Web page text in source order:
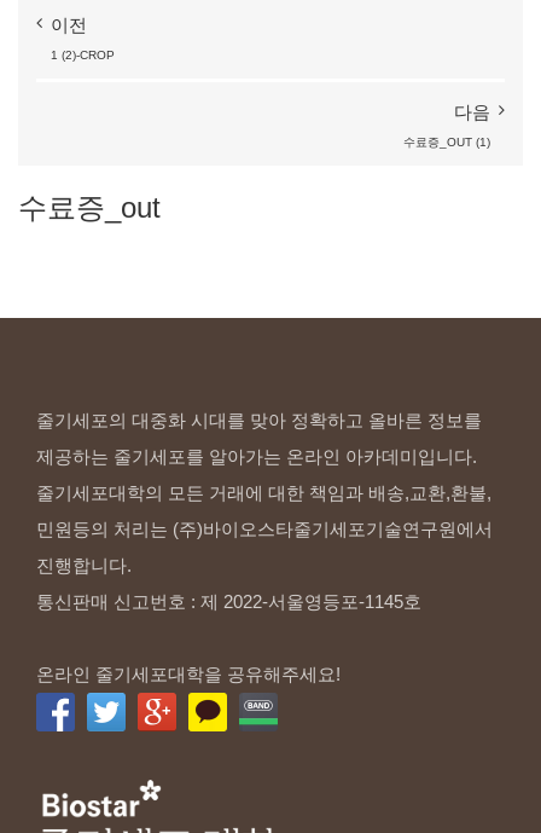
이전
1 (2)-CROP
다음
수료증_OUT (1)
수료증_out
줄기세포의 대중화 시대를 맞아 정확하고 올바른 정보를
제공하는 줄기세포를 알아가는 온라인 아카데미입니다.
줄기세포대학의 모든 거래에 대한 책임과 배송,교환,환불,
민원등의 처리는 (주)바이오스타줄기세포기술연구원에서
진행합니다.
통신판매 신고번호 : 제 2022-서울영등포-1145호
온라인 줄기세포대학을 공유해주세요!